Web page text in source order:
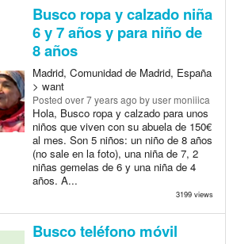
Busco ropa y calzado niña
6 y 7 años y para niño de
8 años
Madrid, Comunidad de Madrid, España
> want
Posted over 7 years ago by user moniiica
Hola, Busco ropa y calzado para unos
niños que viven con su abuela de 150€
al mes. Son 5 niños: un niño de 8 años
(no sale en la foto), una niña de 7, 2
niñas gemelas de 6 y una niña de 4
años. A...
3199 views
Busco teléfono móvil